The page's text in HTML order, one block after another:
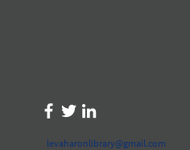
levaharonlibrary@gmail.com